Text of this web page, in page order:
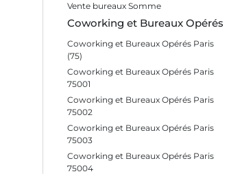
Vente bureaux Somme
Coworking et Bureaux Opérés
Coworking et Bureaux Opérés Paris
(75)
Coworking et Bureaux Opérés Paris
75001
Coworking et Bureaux Opérés Paris
75002
Coworking et Bureaux Opérés Paris
75003
Coworking et Bureaux Opérés Paris
75004